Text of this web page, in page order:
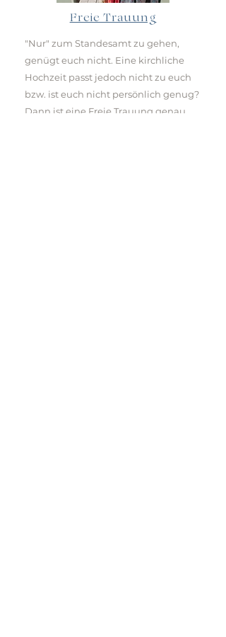
Freie Trauung
"Nur" zum Standesamt zu gehen,
genügt euch nicht. Eine kirchliche
Hochzeit passt jedoch nicht zu euch
bzw. ist euch nicht persönlich genug?
Dann ist eine Freie Trauung genau